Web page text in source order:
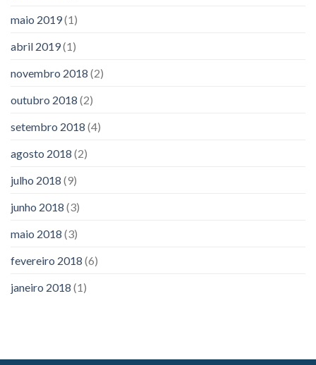
maio 2019(1)
abril 2019(1)
novembro 2018 (2)
outubro 2018 (2)
setembro 2018 (4)
agosto 2018 (2)
julho 2018 (9)
junho 2018 (3)
maio 2018 (3)
fevereiro 2018 (6)
janeiro 2018 (1)